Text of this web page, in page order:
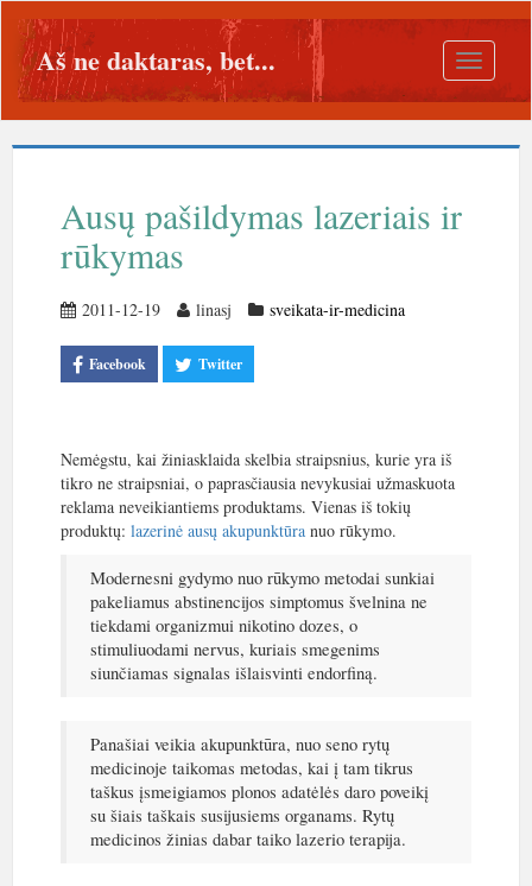
Toggle
Aš ne daktaras, bet...
Ausų pašildymas lazeriais ir
rūkymas
2011-12-19 linasj sveikata-ir-medicina
Facebook Twitter
Nemėgstu, kai žiniasklaida skelbia straipsnius, kurie yra iš
tikro ne straipsniai, o paprasčiausia nevykusiai užmaskuota
reklama neveikiantiems produktams. Vienas iš tokių
produktų: lazerinė ausų akupunktūra nuo rūkymo.
Modernesni gydymo nuo rūkymo metodai sunkiai
pakeliamus abstinencijos simptomus švelnina ne
tiekdami organizmui nikotino dozes, o
stimuliuodami nervus, kuriais smegenims
siunčiamas signalas išlaisvinti endorfiną.
Panašiai veikia akupunktūra, nuo seno rytų
medicinoje taikomas metodas, kai į tam tikrus
taškus įsmeigiamos plonos adatėlės daro poveikį
su šiais taškais susijusiems organams. Rytų
medicinos žinias dabar taiko lazerio terapija.